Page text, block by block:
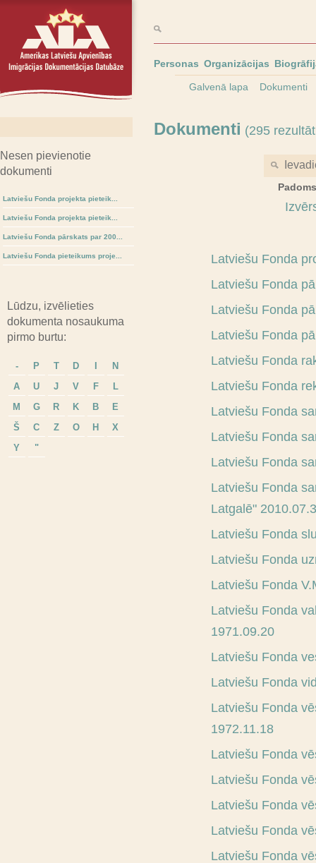
Personas Organizācijas
Galvenā lapa Dokumenti
Nesen pievienotie
dokumenti
Latviešu Fonda projekta pieteik...
Latviešu Fonda projekta pieteik...
Latviešu Fonda pārskats par 200...
Latviešu Fonda pieteikums proje...
Lūdzu, izvēlieties
dokumenta nosaukuma
pirmo burtu:
- P T D
N
A
U J V F
L
M
G R K B
E
Š
C Z O H
X
Y
"
Dokumenti (295
Latviešu Fonda
Latviešu Fonda
Latviešu Fonda
Latviešu Fonda
Latviešu Fonda
Latviešu Fonda
Latviešu Fonda
Latviešu Fonda
Latviešu Fonda
Latviešu Fonda
Latgalē"
Latviešu Fonda
Latviešu Fonda
Latviešu Fonda
Latviešu Fonda
1971.09.20
Latviešu Fonda
Latviešu Fonda
Latviešu Fonda
1972.11.18
Latviešu Fonda
Latviešu Fonda
Latviešu Fonda
Latviešu Fonda
Latviešu Fonda